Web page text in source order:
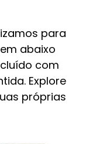
para
abaixo
com
Explore
próprias